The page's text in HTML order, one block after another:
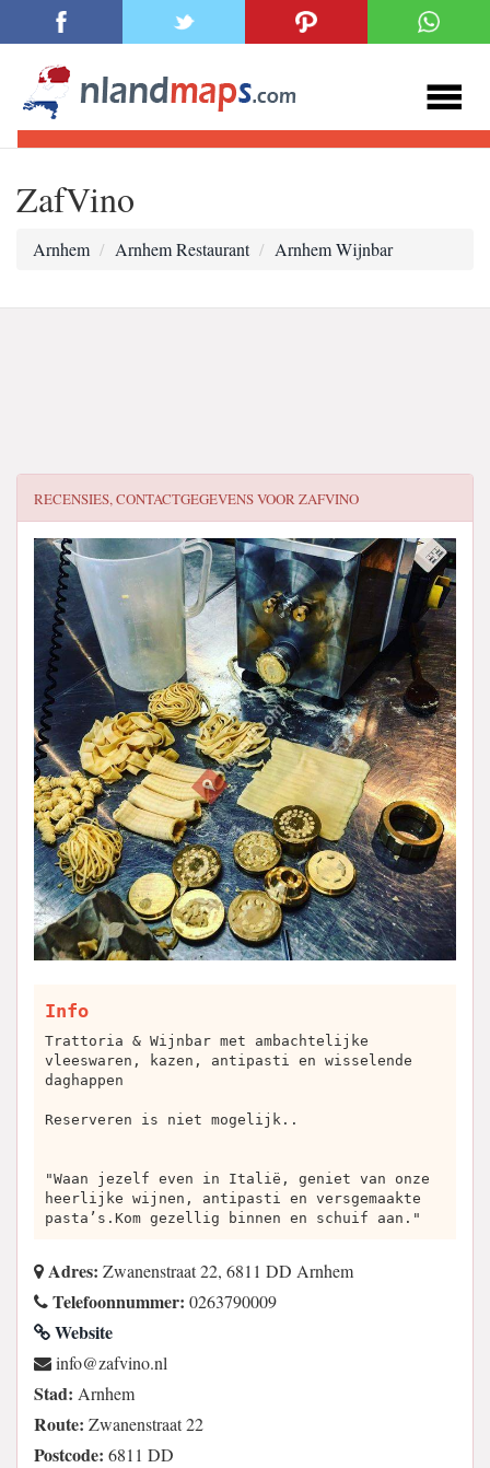
ZafVino
Arnhem Arnhem Restaurant Arnhem Wijnbar
RECENSIES, CONTACTGEGEVENS VOORZAFVINO
Info
Trattoria & Wijnbar met ambachtelijke
vleeswaren, kazen, antipasti en wisselende
daghappen
Reserveren is niet mogelijk..
"Waan jezelf even in Italië, geniet van onze
heerlijke wijnen, antipasti en versgemaakte
pasta’s.Kom gezellig binnen en schuif aan."
Adres: Zwanenstraat 22, 6811 DD Arnhem
Telefoonnummer: 0263790009
Website
ln.onivfaz@ofni
Stad: Arnhem
Route: Zwanenstraat 22
Postcode: 6811 DD